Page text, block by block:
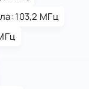
103,2 МГц